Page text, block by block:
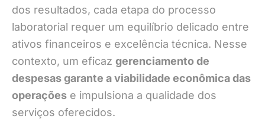
dos resultados, cada etapa do processo
laboratorial requer um equilíbrio delicado entre
ativos financeiros e excelência técnica. Nesse
contexto, um eficaz gerenciamento de
despesas garante a viabilidade econômica das
operações e impulsiona a qualidade dos
serviços oferecidos.